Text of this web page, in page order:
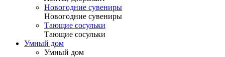
Новогодние сувениры
Новогодние сувениры
Тающие сосульки
Тающие сосульки
Умный дом
Умный дом